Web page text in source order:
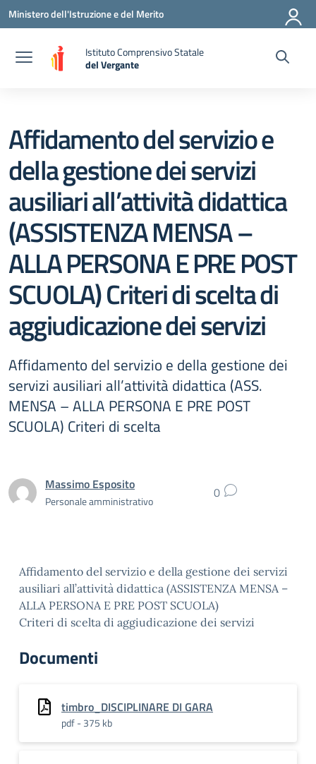
Vai ai contenuti
Vai al menu di navigazione
Vai al footer
Ministero dell'Istruzione e del Merito
Istituto Comprensivo Statale
del Vergante
— Visita la pagina iniziale della scuola
Affidamento del servizio e
della gestione dei servizi
ausiliari all’attività didattica
(ASSISTENZA MENSA –
ALLA PERSONA E PRE POST
SCUOLA) Criteri di scelta di
aggiudicazione dei servizi
Affidamento del servizio e della gestione dei
servizi ausiliari all’attività didattica (ASS.
MENSA – ALLA PERSONA E PRE POST
SCUOLA) Criteri di scelta
Massimo Esposito
Personale amministrativo 0
Affidamento del servizio e della gestione dei servizi
ausiliari all’attività didattica (ASSISTENZA MENSA –
ALLA PERSONA E PRE POST SCUOLA)
Criteri di scelta di aggiudicazione dei servizi
Documenti
timbro_DISCIPLINARE DI GARA
pdf - 375 kb